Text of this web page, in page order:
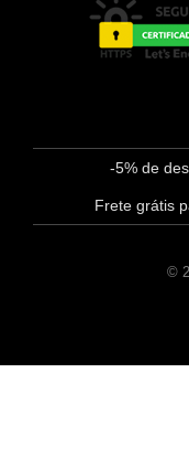
-5% de
Frete grátis
©